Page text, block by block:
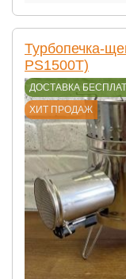
Турбопечка-
PS1500Т)
ДОСТАВКА
ХИТ ПРОДАЖ